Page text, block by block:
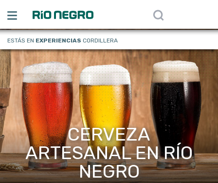
ESTÁS EN EXPERIENCIAS CORDILLERA
TREKKING EN EL
PARQUE NACIONAL
NAHUEL HUAPI